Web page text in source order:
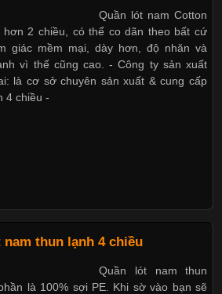
trong quần áo thường ngày, loại vải
trong các sản phẩm đồ lót
quan trọng trong quá trình sản xuất.
quần lót nam giá
lót nam thông dụng hiện nay
quần lót nam Boxer TpHCM
lót nam giá rẻ vải Cotton 4 chiều
Quần lót nam Cotton
2 chiều, có thể co dãn theo bất cứ
giác mềm mại, dày hơn, độ nhăn và
vì thế cũng cao. - Công ty sản xuất
là cơ sở chuyên sản xuất & cung cấp
4 chiều -
nam thun lạnh 4 chiều
Quần lót nam thun
là 100% sợi PE. Khi sờ vào bạn sẽ